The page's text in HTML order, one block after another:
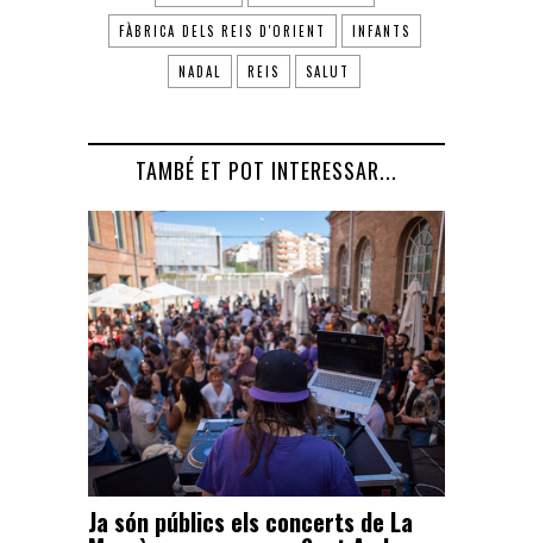
FÀBRICA DELS REIS D'ORIENT INFANTS
NADAL REIS SALUT
TAMBÉ ET POT INTERESSAR...
Ja són públics els concerts de La